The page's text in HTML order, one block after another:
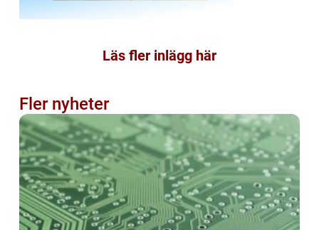
Läs fler inlägg här
Fler nyheter